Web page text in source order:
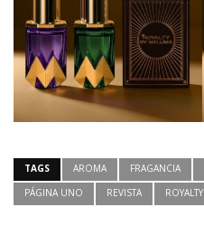
TAGS AROMA FRAGANCIA
PÁGINA UNO
REVISTA ROYALTY